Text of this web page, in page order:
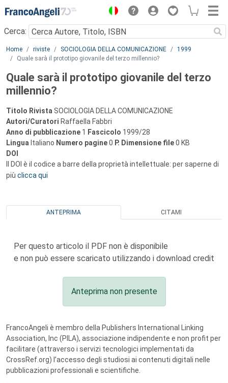
Menu
Cerca:
Main content
Home riviste SOCIOLOGIA DELLA COMUNICAZIONE
1999
Quale sarà il prototipo giovanile del terzo millennio?
Quale sarà il prototipo giovanile del terzo
millennio?
Titolo Rivista SOCIOLOGIA DELLA COMUNICAZIONE
Autori/Curatori Raffaella Fabbri
Anno di pubblicazione 1 Fascicolo 1999/28
Lingua Italiano Numero pagine0 P. Dimensione file0 KB
DOI
Il DOI è il codice a barre della proprietà intellettuale: per saperne di
più clicca qui
ANTEPRIMA CITAMI
Per questo articolo il PDF non è disponibile
e non può essere scaricato utilizzando i download credit
Anteprima non presente
FrancoAngeli è membro della Publishers International Linking
Association, Inc (PILA), associazione indipendente e non profit per
facilitare (attraverso i servizi tecnologici implementati da
CrossRef.org) l’accesso degli studiosi ai contenuti digitali nelle
pubblicazioni professionali e scientifiche.